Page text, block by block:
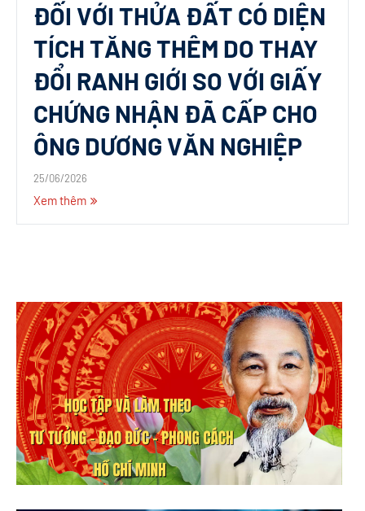
ĐỐI VỚI THỬA ĐẤT CÓ DIỆN
TÍCH TĂNG THÊM DO THAY
ĐỔI RANH GIỚI SO VỚI GIẤY
CHỨNG NHẬN ĐÃ CẤP CHO
ÔNG DƯƠNG VĂN NGHIỆP
25/06/2026
Xem thêm